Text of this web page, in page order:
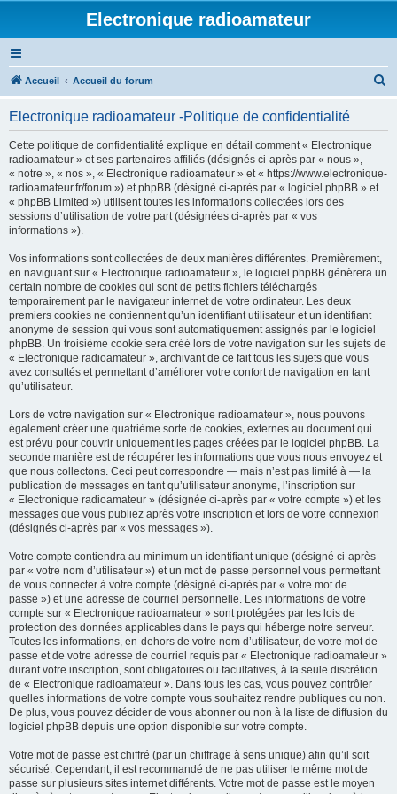
Electronique radioamateur
Accueil Accueil du forum
Electronique radioamateur -Politique de confidentialité
Cette politique de confidentialité explique en détail comment « Electronique
radioamateur » et ses partenaires affiliés (désignés ci-après par « nous »,
« notre », « nos », « Electronique radioamateur » et « https://www.electronique-
radioamateur.fr/forum ») et phpBB (désigné ci-après par « logiciel phpBB » et
« phpBB Limited ») utilisent toutes les informations collectées lors des
sessions d’utilisation de votre part (désignées ci-après par « vos
informations »).
Vos informations sont collectées de deux manières différentes. Premièrement,
en naviguant sur « Electronique radioamateur », le logiciel phpBB génèrera un
certain nombre de cookies qui sont de petits fichiers téléchargés
temporairement par le navigateur internet de votre ordinateur. Les deux
premiers cookies ne contiennent qu’un identifiant utilisateur et un identifiant
anonyme de session qui vous sont automatiquement assignés par le logiciel
phpBB. Un troisième cookie sera créé lors de votre navigation sur les sujets de
« Electronique radioamateur », archivant de ce fait tous les sujets que vous
avez consultés et permettant d’améliorer votre confort de navigation en tant
qu’utilisateur.
Lors de votre navigation sur « Electronique radioamateur », nous pouvons
également créer une quatrième sorte de cookies, externes au document qui
est prévu pour couvrir uniquement les pages créées par le logiciel phpBB. La
seconde manière est de récupérer les informations que vous nous envoyez et
que nous collectons. Ceci peut correspondre — mais n’est pas limité à — la
publication de messages en tant qu’utilisateur anonyme, l’inscription sur
« Electronique radioamateur » (désignée ci-après par « votre compte ») et les
messages que vous publiez après votre inscription et lors de votre connexion
(désignés ci-après par « vos messages »).
Votre compte contiendra au minimum un identifiant unique (désigné ci-après
par « votre nom d’utilisateur ») et un mot de passe personnel vous permettant
de vous connecter à votre compte (désigné ci-après par « votre mot de
passe ») et une adresse de courriel personnelle. Les informations de votre
compte sur « Electronique radioamateur » sont protégées par les lois de
protection des données applicables dans le pays qui héberge notre serveur.
Toutes les informations, en-dehors de votre nom d’utilisateur, de votre mot de
passe et de votre adresse de courriel requis par « Electronique radioamateur »
durant votre inscription, sont obligatoires ou facultatives, à la seule discrétion
de « Electronique radioamateur ». Dans tous les cas, vous pouvez contrôler
quelles informations de votre compte vous souhaitez rendre publiques ou non.
De plus, vous pouvez décider de vous abonner ou non à la liste de diffusion du
logiciel phpBB depuis une option disponible sur votre compte.
Votre mot de passe est chiffré (par un chiffrage à sens unique) afin qu’il soit
sécurisé. Cependant, il est recommandé de ne pas utiliser le même mot de
passe sur plusieurs sites internet différents. Votre mot de passe est le moyen